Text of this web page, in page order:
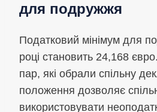
для подружжя
Податковий мінімум для
році становить 24,168
пар, які обрали спільну
положення дозволяє
використовувати